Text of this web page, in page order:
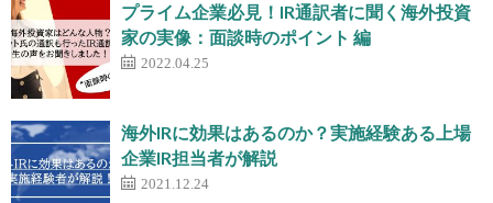
プライム企業必見！IR通訳者に聞く海外投資
家の実像：面談時のポイント 編
2022.04.25
海外IRに効果はあるのか？実施経験ある上場
企業IR担当者が解説
2021.12.24